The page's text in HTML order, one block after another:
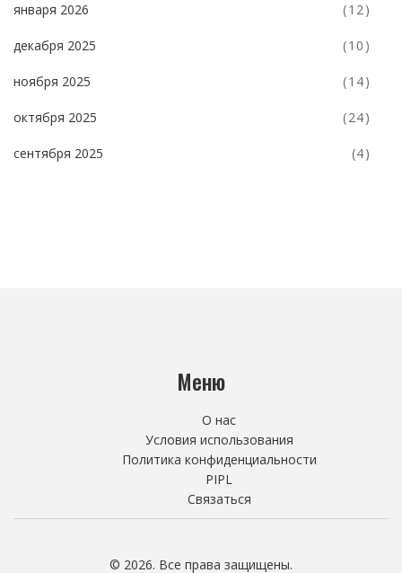
января 2026 (12)
декабря 2025 (10)
ноября 2025 (14)
октября 2025 (24)
сентября 2025 (4)
Меню
О нас
Условия использования
Политика конфиденциальности
PIPL
Связаться
© 2026. Все права защищены.